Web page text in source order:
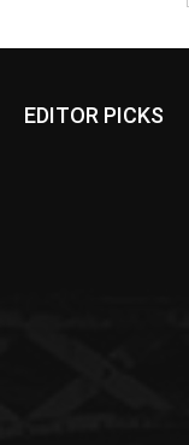
EDITOR PICKS